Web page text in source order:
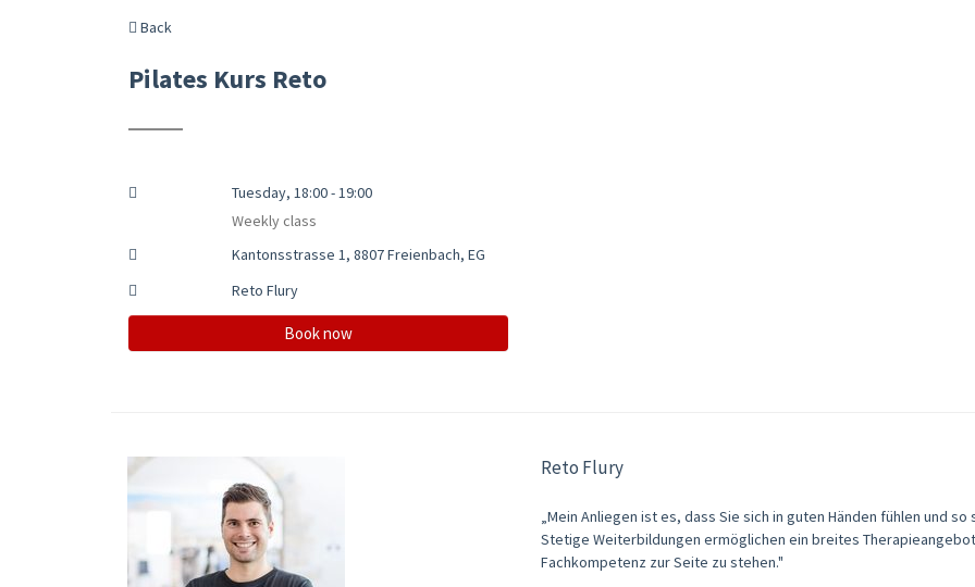
Back
Pilates Kurs Reto
Tuesday, 18:00 - 19:00
Weekly class
Kantonsstrasse 1, 8807 Freienbach, EG
Reto Flury
Book now
Reto Flury
„Mein Anliegen ist es, dass Sie sich in guten Händen fühlen und
Stetige Weiterbildungen ermöglichen ein breites
Fachkompetenz zur Seite zu stehen."